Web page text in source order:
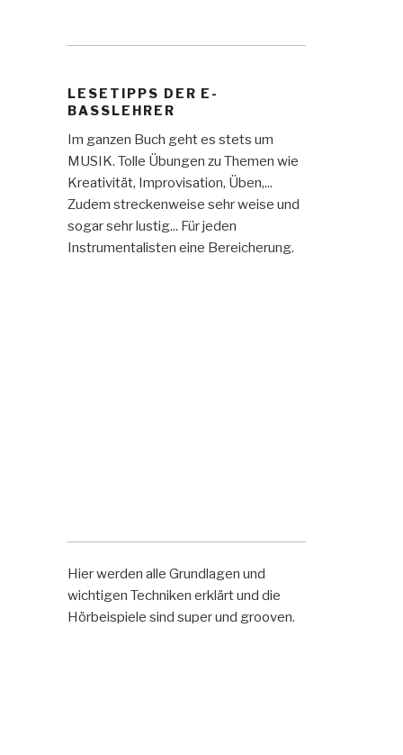
LESETIPPS DER E-
BASSLEHRER
Im ganzen Buch geht es stets um
MUSIK. Tolle Übungen zu Themen wie
Kreativität, Improvisation, Üben,...
Zudem streckenweise sehr weise und
sogar sehr lustig... Für jeden
Instrumentalisten eine Bereicherung.
Hier werden alle Grundlagen und
wichtigen Techniken erklärt und die
Hörbeispiele sind super und grooven.